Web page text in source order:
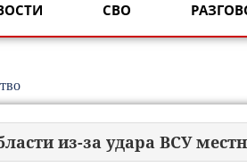
СВО
из-за удара ВСУ